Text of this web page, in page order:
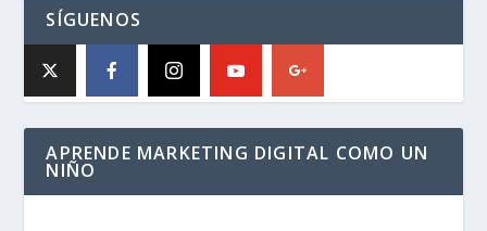
SÍGUENOS
APRENDE MARKETING DIGITAL COMO UN
NIÑO